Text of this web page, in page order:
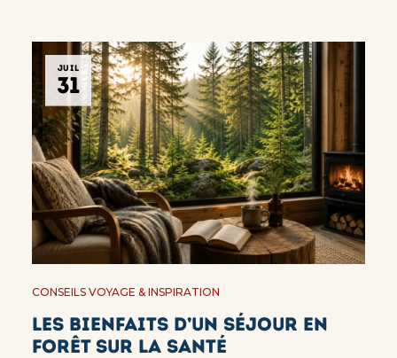
JUIL
31
CONSEILS VOYAGE & INSPIRATION
Les bienfaits d’un séjour en
forêt sur la santé